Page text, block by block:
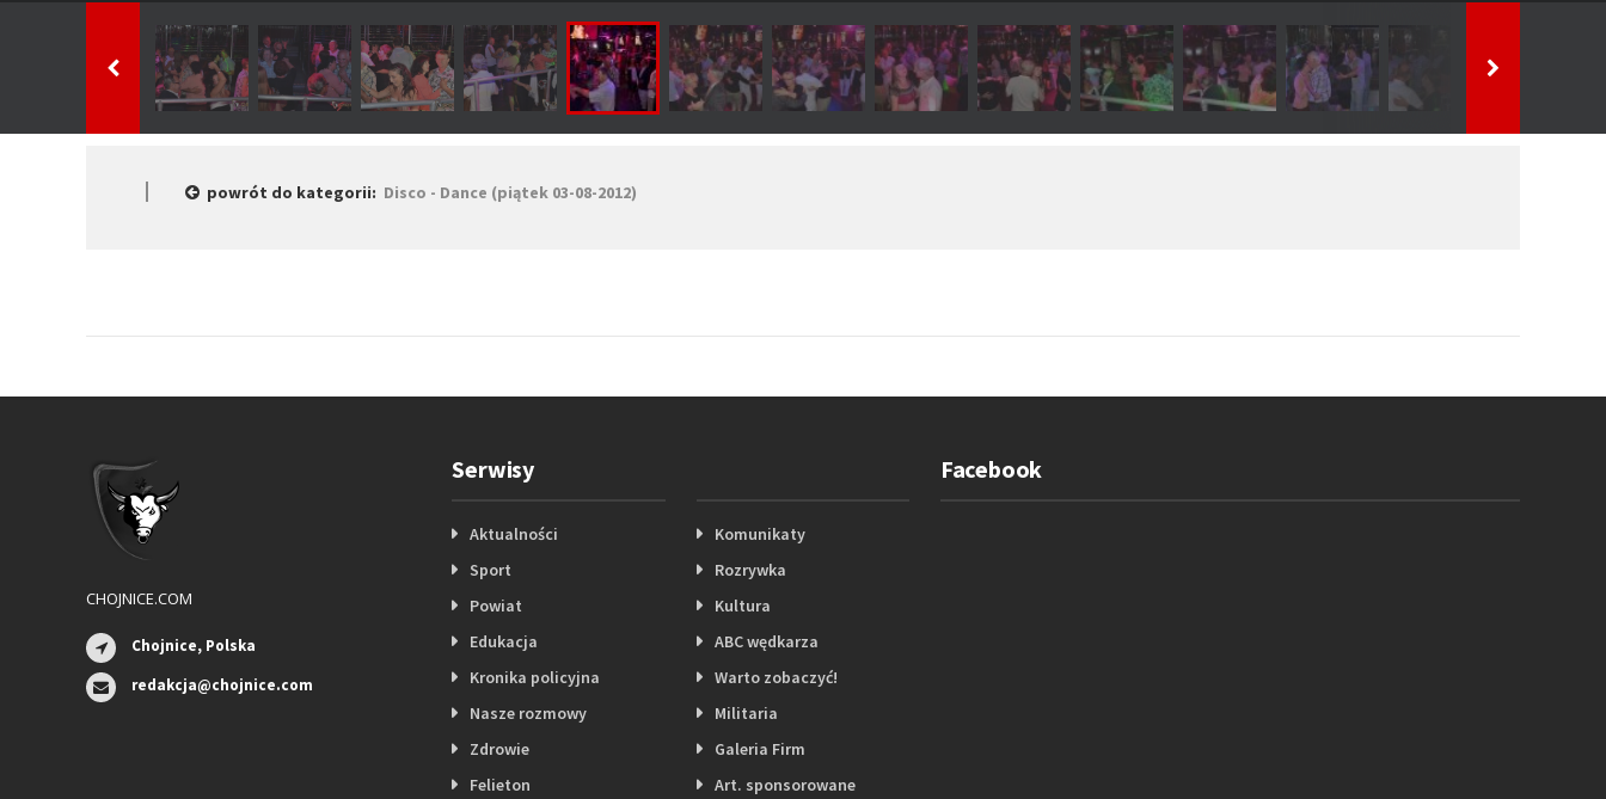
powrót do kategorii: Disco - Dance (piątek 03-08-2012)
CHOJNICE.COM
Chojnice, Polska
redakcja@chojnice.com
Serwisy
Aktualności
Sport
Powiat
Edukacja
Kronika policyjna
Nasze rozmowy
Zdrowie
Felieton
Komunikaty
Rozrywka
Kultura
ABC wędkarza
Warto zobaczyć!
Militaria
Galeria Firm
Art. sponsorowane
Facebook